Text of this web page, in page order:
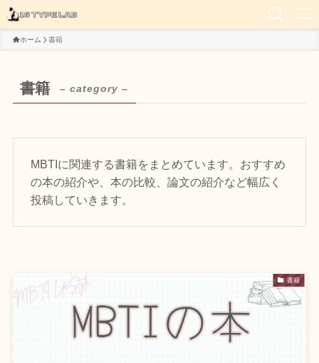
ホーム 書籍
書籍 – category –
MBTIに関連する書籍をまとめています。おすすめ
の本の紹介や、本の比較、論文の紹介など幅広く
投稿していきます。
書籍